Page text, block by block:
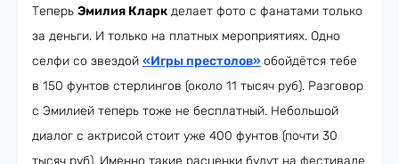
Теперь Эмилия Кларк делает фото с фанатами только
за деньги. И только на платных мероприятиях. Одно
селфи со звездой «Игры престолов»обойдётся тебе
в 150 фунтов стерлингов (около 11 тысяч руб). Разговор
с Эмилией теперь тоже не бесплатный. Небольшой
диалог с актрисой стоит уже 400 фунтов (почти 30
тысяч руб). Именно такие расценки будут на фестивале